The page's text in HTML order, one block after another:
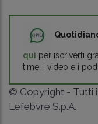
qui per iscriverti
time, i video e i
© Copyright - Tutti i
Lefebvre S.p.A.